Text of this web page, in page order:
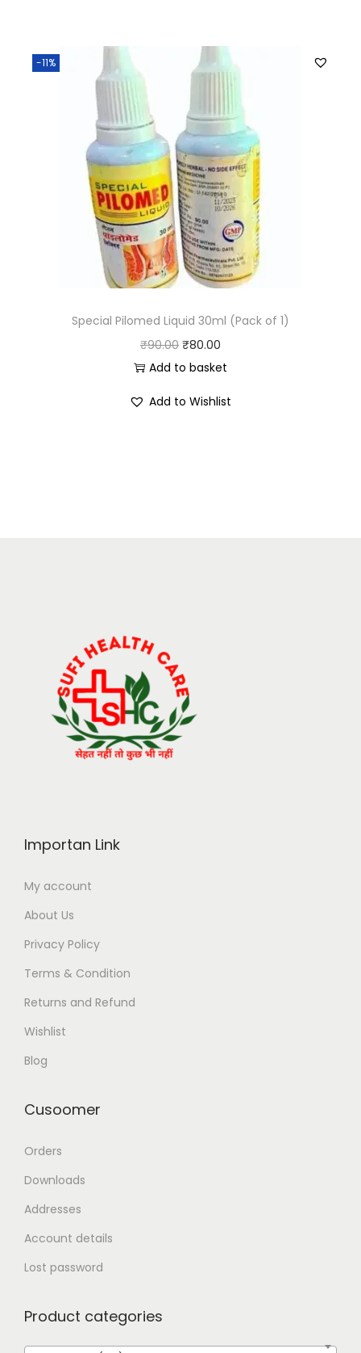
-11%
Special Pilomed Liquid 30ml (Pack of 1)
₹90.00 ₹80.00
Add to basket
Add to Wishlist
Importan Link
My account
About Us
Privacy Policy
Terms & Condition
Returns and Refund
Wishlist
Blog
Cusoomer
Orders
Downloads
Addresses
Account details
Lost password
Product categories